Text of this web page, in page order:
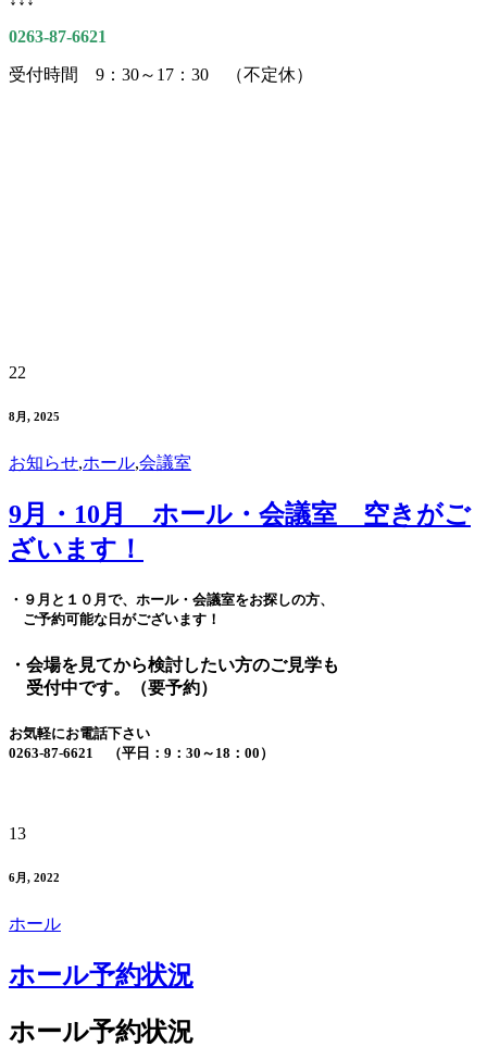
0263-87-6621
受付時間 9：30～17：30 （不定休）
22
8月, 2025
お知らせ,ホール,会議室
9月・10月 ホール・会議室 空きがご
ざいます！
・９月と１０月で、ホール・会議室をお探しの方、
ご予約可能な日がございます！
・会場を見てから検討したい方のご見学も
受付中です。（要予約）
お気軽にお電話下さい
0263-87-6621 （平日：9：30～18：00）
13
6月, 2022
ホール
ホール予約状況
ホール予約状況